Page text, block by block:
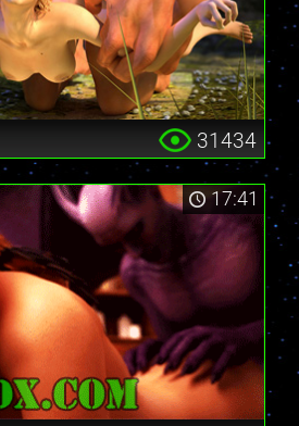
31434
17:41